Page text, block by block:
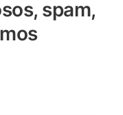
spam,